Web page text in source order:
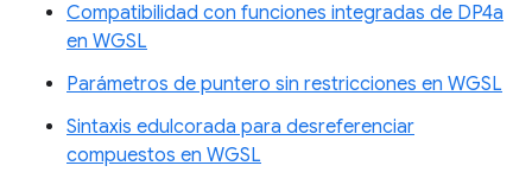
Compatibilidad con funciones integradas de DP4a
en WGSL
Parámetros de puntero sin restricciones en WGSL
Sintaxis edulcorada para desreferenciar
compuestos en WGSL